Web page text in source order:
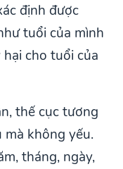
định được
tuổi của mình
cho tuổi của
thế cục tương
mà không yếu.
tháng, ngày,